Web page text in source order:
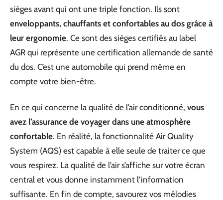
sièges avant qui ont une triple fonction. Ils sont
enveloppants, chauffants et confortables au dos grâce à
leur ergonomie. Ce sont des sièges certifiés au label
AGR qui représente une certification allemande de santé
du dos. C’est une automobile qui prend même en
compte votre bien-être.
En ce qui concerne la qualité de l’air conditionné, vous
avez l’assurance de voyager dans une atmosphère
confortable. En réalité, la fonctionnalité Air Quality
System (AQS) est capable à elle seule de traiter ce que
vous respirez. La qualité de l’air s’affiche sur votre écran
central et vous donne instamment l’information
suffisante. En fin de compte, savourez vos mélodies